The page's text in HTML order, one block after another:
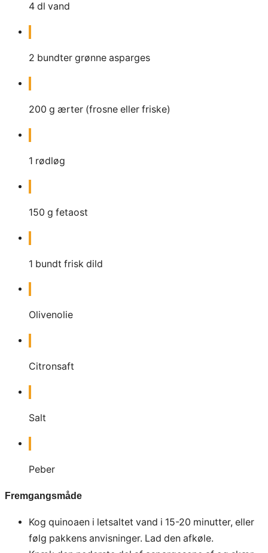
4 dl vand
2 bundter grønne asparges
200 g ærter (frosne eller friske)
1 rødløg
150 g fetaost
1 bundt frisk dild
Olivenolie
Citronsaft
Salt
Peber
Fremgangsmåde
Kog quinoaen i letsaltet vand i 15-20 minutter, eller
følg pakkens anvisninger. Lad den afkøle.